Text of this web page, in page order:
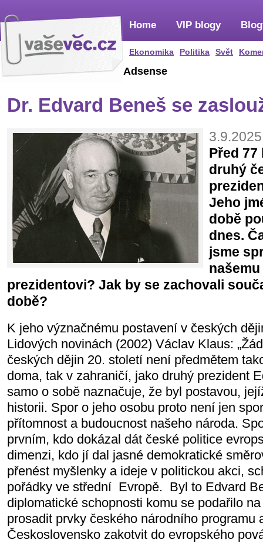
Home
Ekonomika Politika Svět
VIP blogy
Adsense
Dr. Edvard Beneš se
Před 77
druhý
Jeho
době
dnes.
jsme
prezidentovi? Jak by se zachovali
době?
K jeho význačnému postavení v českých
Lidových novinách (2002) Václav Klaus:
českých dějin 20. století není předmětem
doma, tak v zahraničí, jako druhý prezident
samo o sobě naznačuje, že byl postavou,
historii. Spor o jeho osobu proto není jen
přítomnost a budoucnost našeho národa.
prvním, kdo dokázal dát české politice
dimenzi, kdo jí dal jasné demokratické
přenést myšlenky a ideje v politickou akci,
pořádky ve střední Evropě. Byl to Edvard
diplomatické schopnosti komu se podařilo
prosadit prvky českého národního programu
Československo zakotvit do evropského